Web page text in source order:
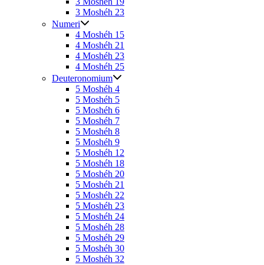
3 Moshéh 23
Numeri
4 Moshéh 15
4 Moshéh 21
4 Moshéh 23
4 Moshéh 25
Deuteronomium
5 Moshéh 4
5 Moshéh 5
5 Moshéh 6
5 Moshéh 7
5 Moshéh 8
5 Moshéh 9
5 Moshéh 12
5 Moshéh 18
5 Moshéh 20
5 Moshéh 21
5 Moshéh 22
5 Moshéh 23
5 Moshéh 24
5 Moshéh 28
5 Moshéh 29
5 Moshéh 30
5 Moshéh 32